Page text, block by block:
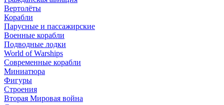
Вертолёты
Корабли
Парусные и пассажирские
Военные корабли
Подводные лодки
World of Warships
Современные корабли
Миниатюра
Фигуры
Строения
Вторая Мировая война